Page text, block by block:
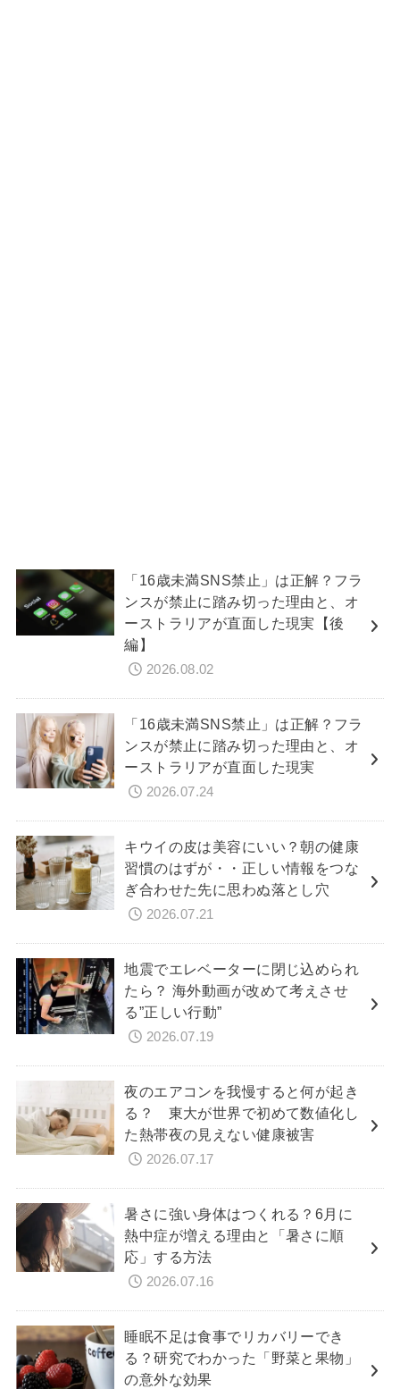
「16歳未満SNS禁止」は正解？フラ
ンスが禁止に踏み切った理由と、オ
ーストラリアが直面した現実【後
編】
2026.08.02
「16歳未満SNS禁止」は正解？フラ
ンスが禁止に踏み切った理由と、オ
ーストラリアが直面した現実
2026.07.24
キウイの皮は美容にいい？朝の健康
習慣のはずが・・正しい情報をつな
ぎ合わせた先に思わぬ落とし穴
2026.07.21
地震でエレベーターに閉じ込められ
たら？ 海外動画が改めて考えさせ
る”正しい行動”
2026.07.19
夜のエアコンを我慢すると何が起き
る？ 東大が世界で初めて数値化し
た熱帯夜の見えない健康被害
2026.07.17
暑さに強い身体はつくれる？6月に
熱中症が増える理由と「暑さに順
応」する方法
2026.07.16
睡眠不足は食事でリカバリーでき
る？研究でわかった「野菜と果物」
の意外な効果